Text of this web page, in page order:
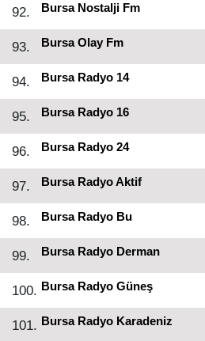
92. Bursa Nostalji Fm
93. Bursa Olay Fm
94. Bursa Radyo 14
95. Bursa Radyo 16
96. Bursa Radyo 24
97. Bursa Radyo Aktif
98. Bursa Radyo Bu
99. Bursa Radyo Derman
100. Bursa Radyo Güneş
101. Bursa Radyo Karadeniz